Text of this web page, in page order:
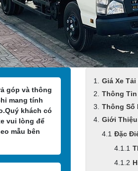
góp và thông
mang tính
khách có
vui lòng để
mẫu bên
Giá Xe
Thông Tin
Thông Số
Giới Thiệu
Đặc